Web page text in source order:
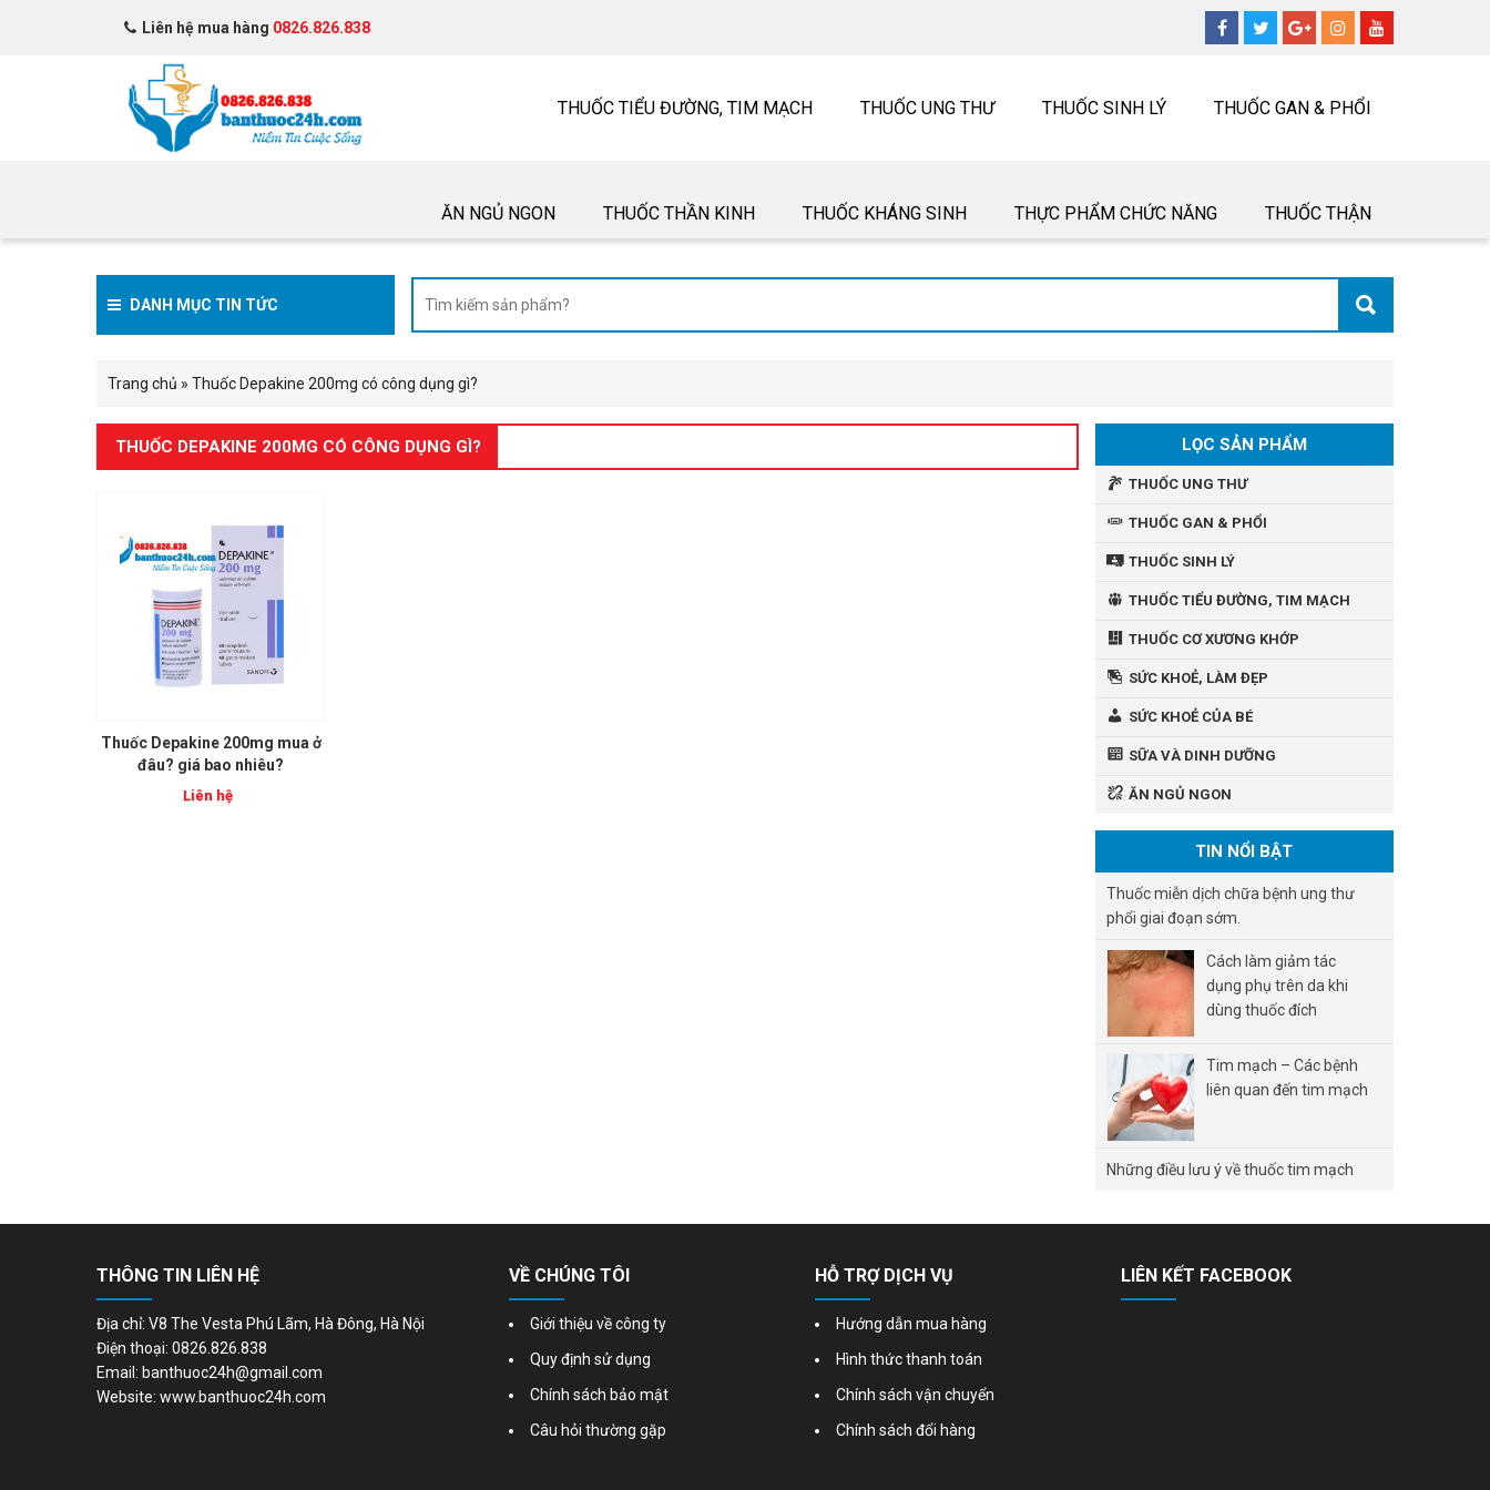
Liên hệ mua hàng 0826.826.838
THUỐC TIỂU ĐƯỜNG, TIM MẠCH THUỐC UNG THƯ THUỐC SINH LÝ THUỐC GAN & PHỔI
ĂN NGỦ NGON THUỐC THẦN KINH THUỐC KHÁNG SINH THỰC PHẨM CHỨC NĂNG THUỐC THẬN
DANH MỤC TIN TỨC
Trang chủ » Thuốc Depakine 200mg có công dụng gì?
THUỐC DEPAKINE 200MG CÓ CÔNG DỤNG GÌ?
Thuốc Depakine 200mg mua ở
đâu? giá bao nhiêu?
Liên hệ
LỌC SẢN PHẨM
THUỐC UNG THƯ
THUỐC GAN & PHỔI
THUỐC SINH LÝ
THUỐC TIỂU ĐƯỜNG, TIM MẠCH
THUỐC CƠ XƯƠNG KHỚP
SỨC KHOẺ, LÀM ĐẸP
SỨC KHOẺ CỦA BÉ
SỮA VÀ DINH DƯỠNG
ĂN NGỦ NGON
TIN NỔI BẬT
Thuốc miễn dịch chữa bệnh ung thư
phổi giai đoạn sớm.
Cách làm giảm tác
dụng phụ trên da khi
dùng thuốc đích
Tim mạch – Các bệnh
liên quan đến tim mạch
Những điều lưu ý về thuốc tim mạch
THÔNG TIN LIÊN HỆ
Địa chỉ: V8 The Vesta Phú Lãm, Hà Đông, Hà Nội
Điện thoại: 0826.826.838
Email: banthuoc24h@gmail.com
Website: www.banthuoc24h.com
VỀ CHÚNG TÔI
Giới thiệu về công ty
Quy định sử dụng
Chính sách bảo mật
Câu hỏi thường gặp
HỖ TRỢ DỊCH VỤ
Hướng dẫn mua hàng
Hình thức thanh toán
Chính sách vận chuyển
Chính sách đổi hàng
LIÊN KẾT FACEBOOK